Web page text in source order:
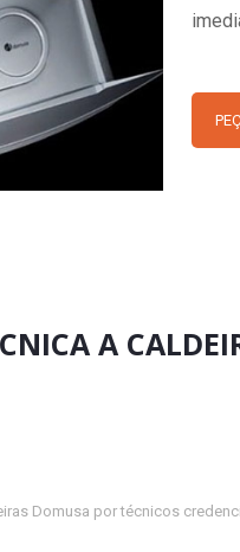
A
Domusa por técnicos